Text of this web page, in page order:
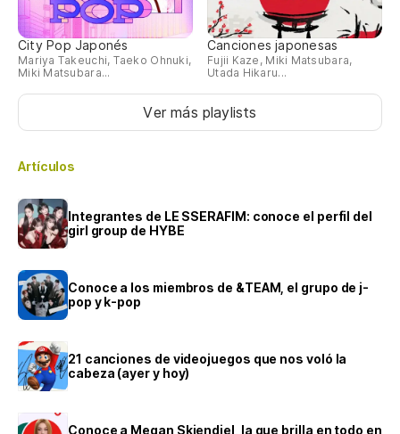
City Pop Japonés
Mariya Takeuchi, Taeko Ohnuki,
Miki Matsubara...
Canciones japonesas
Fujii Kaze, Miki Matsubara,
Utada Hikaru...
Ver más playlists
Artículos
Integrantes de LE SSERAFIM: conoce el perfil del
girl group de HYBE
Conoce a los miembros de &TEAM, el grupo de j-
pop y k-pop
21 canciones de videojuegos que nos voló la
cabeza (ayer y hoy)
Conoce a Megan Skiendiel, la que brilla en todo en